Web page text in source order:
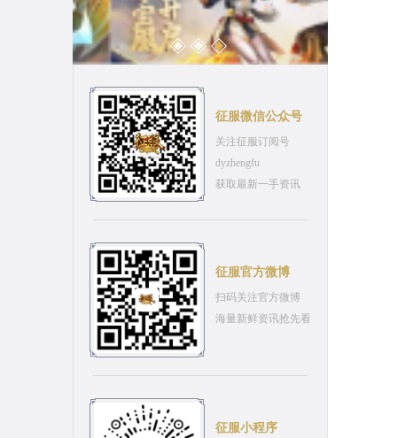
征服微信公众号
关注征服订阅号
dyzhengfu
获取最新一手资讯
征服官方微博
扫码关注官方微博
海量新鲜资讯抢先看
征服小程序